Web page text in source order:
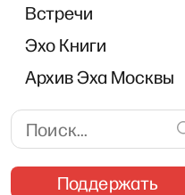
Встречи
Эхо Книги
Архив Эха Москвы
Поддержать